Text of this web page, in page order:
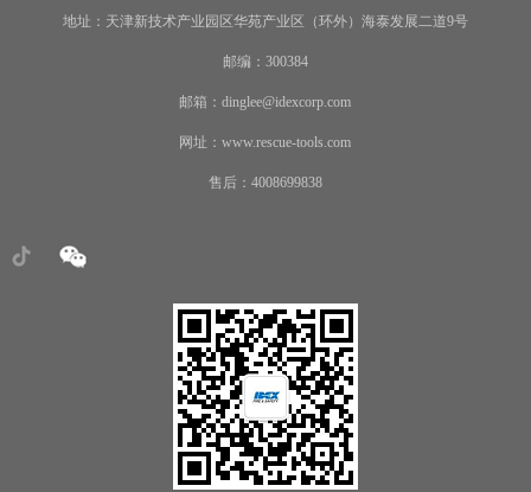
地址：天津新技术产业园区华苑产业区（环外）海泰发展二道9号
邮编：300384
邮箱：dinglee@idexcorp.com
网址：www.rescue-tools.com
售后：4008699838